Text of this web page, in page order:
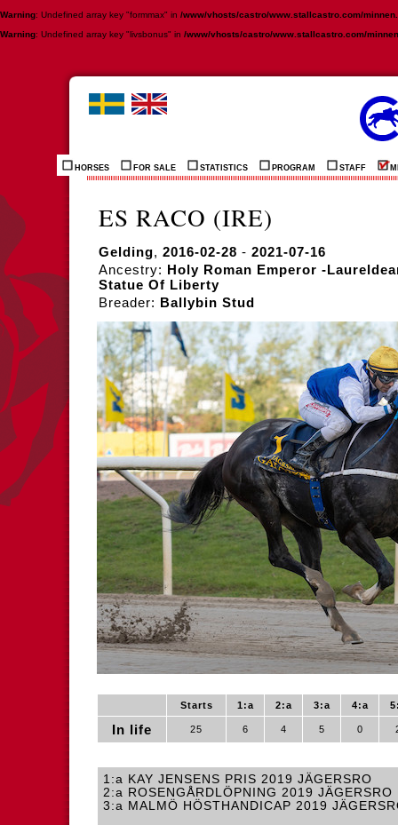
Warning: Undefined array key "formmax" in /www/vhosts/castro/www.stallcastro.com/
Warning: Undefined array key "livsbonus" in /www/vhosts/castro/www.stallcastro.com/
HORSES FOR SALE STATISTICS PROGRAM STAFF
ES RACO (IRE)
Gelding, 2016-02-28 - 2021-07-16
Ancestry: Holy Roman Emperor -
Statue Of Liberty
Breader: Ballybin Stud
Starts 1:a 2:a 3:a 4:a
In life 25 6 4 5 0
1:a KAY JENSENS PRIS 2019 JÄGERSRO
2:a ROSENGÅRDLÖPNING 2019 JÄGERSRO
3:a MALMÖ HÖSTHANDICAP 2019